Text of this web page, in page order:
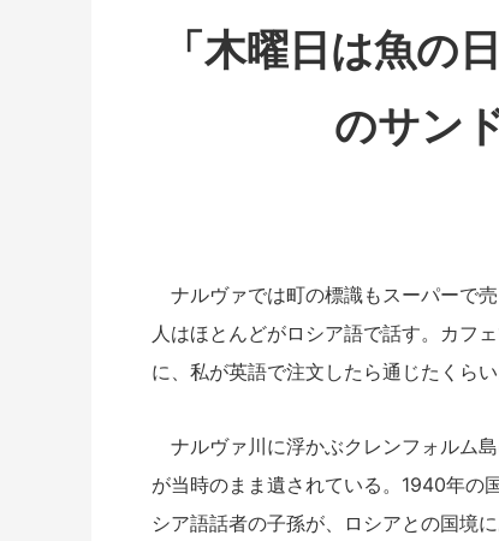
「木曜日は魚の
のサン
ナルヴァでは町の標識もスーパーで
人はほとんどがロシア語で話す。カフ
に、私が英語で注文したら通じたくらい
ナルヴァ川に浮かぶクレンフォルム
が当時のまま遺されている。1940年の
シア語話者の子孫が、ロシアとの国境